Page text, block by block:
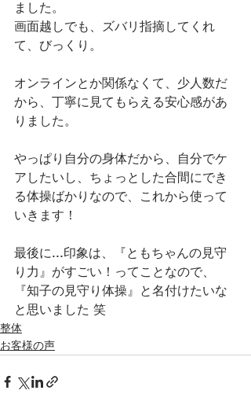
ました。
画面越しでも、ズバリ指摘してくれ
て、びっくり。
オンラインとか関係なくて、少人数だ
から、丁寧に見てもらえる安心感があ
りました。
やっぱり自分の身体だから、自分でケ
アしたいし、ちょっとした合間にでき
る体操ばかりなので、これから使って
いきます！
最後に...印象は、『ともちゃんの見守
り力』がすごい！ってことなので、
『知子の見守り体操』と名付けたいな
と思いました 笑
整体
お客様の声